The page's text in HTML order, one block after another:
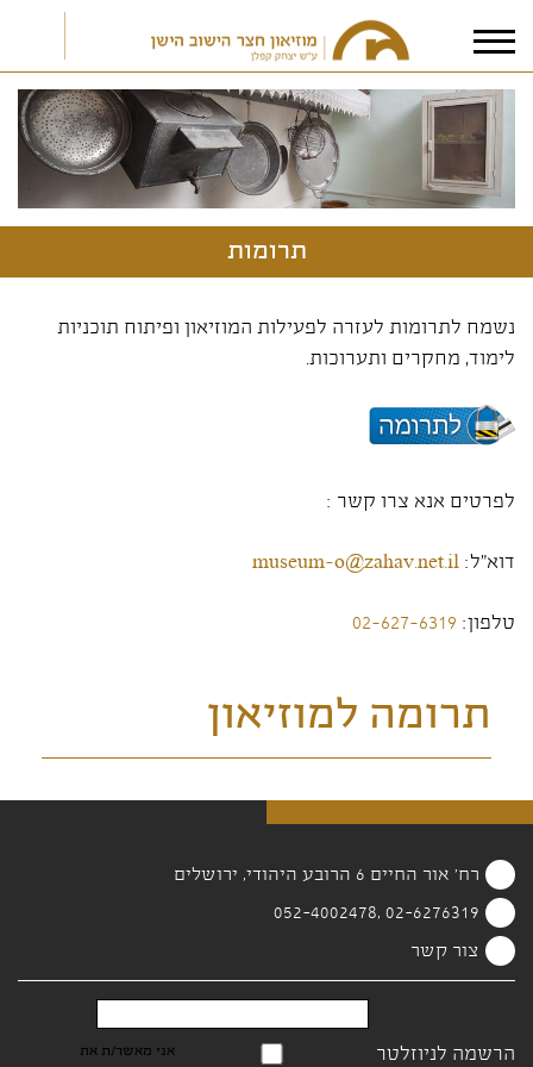
אני מאשר/ת את תנאי הפרטיות
תרומות
נשמח לתרומות לעזרה לפעילות המוזיאון ופיתוח תוכניות
לימוד, מחקרים ותערוכות.
לפרטים אנא צרו קשר :
דוא"ל: museum-o@zahav.net.il
טלפון: 02-627-6319
תרומה למוזיאון
רח' אור החיים 6 הרובע היהודי, ירושלים
02-6276319 ,052-4002478
צור קשר
הרשמה לניוזלטר אני מאשר/ת את